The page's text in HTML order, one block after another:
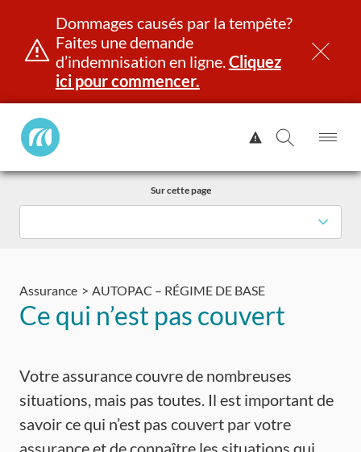
Aller
Dommages causés par la tempête?
Faites une demande
d’indemnisation en ligne.Cliquez
ici pour commencer.
Manitoba
Public
Afficher
l'alerte.
la
le
Indemnisation
Assurance AUTOPAC – RÉGIME DE BASE
Ce qui n’est pas couvert
Sur cette page
Votre assurance couvre de nombreuses
situations, mais pas toutes. Il est important de
savoir ce qui n’est pas couvert par votre
assurance et de connaître les situations qui